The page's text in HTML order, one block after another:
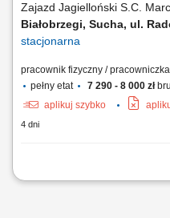
Zajazd Jagielloński S.C.
Białobrzegi, Sucha, ul.
stacjonarna
pracownik fizyczny /
pełny etat
7 290 - 8 000 zł
aplikuj szybko
4 dni
Opis stanowiska: Zajazd